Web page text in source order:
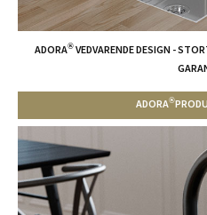
ADORA®VEDVARENDE DESIGN -
ADORA®